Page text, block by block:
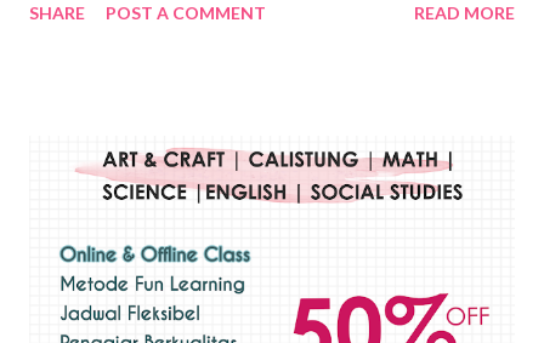
Wayan Kun Adnyana, teknik yang berbeda tentunya akan
menggunakan bahan dasar cat air, cat akrilik, atau cat minyak dengan
sapuan warna cat yang tebal. Dengan memberikan sapuan warna
pelukis untuk menghasilkan lukisan yang mempesona dan tentunya
bernilai tinggi. Ciri teknik plakat Ciri-ciri teknik plakat, yaitu: Sapuan
warna yang kental dan tebal. Hasil lukisan menutupi seluruh bagian
SHARE POST A COMMENT READ MORE